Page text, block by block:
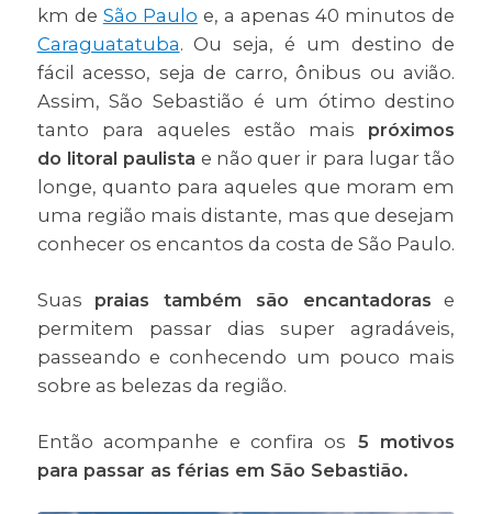
km de São Paulo e, a apenas 40 minutos de
Caraguatatuba. Ou seja, é um destino de
fácil acesso, seja de carro, ônibus ou avião.
Assim, São Sebastião é um ótimo destino
tanto para aqueles estão mais próximos
do litoral paulista e não quer ir para lugar tão
longe, quanto para aqueles que moram em
uma região mais distante, mas que desejam
conhecer os encantos da costa de São Paulo.
Suas praias também são encantadoras e
permitem passar dias super agradáveis,
passeando e conhecendo um pouco mais
sobre as belezas da região.
Então acompanhe e confira os 5 motivos
para passar as férias em São Sebastião.